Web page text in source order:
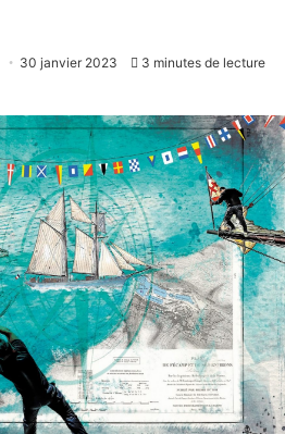
30 janvier 2023 3 minutes de lecture